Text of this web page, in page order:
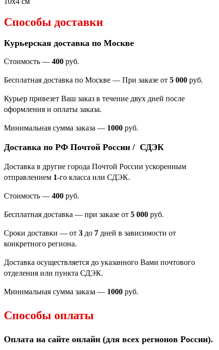
Способы доставки
Курьерская доставка по Москве
Стоимость — 400 руб.
Бесплатная доставка по Москве — При заказе от 5 000 руб.
Курьер привезет Ваш заказ в течение двух дней после
оформления и оплаты заказа.
Минимальная сумма заказа — 1000 руб.
Доставка по РФ Почтой России / СДЭК
Доставка в другие города Почтой России ускоренным
отправлением 1-го класса или СДЭК.
Стоимость — 400 руб.
Бесплатная доставка — при заказе от 5 000 руб.
Сроки доставки — от 3 до 7 дней в зависимости от
конкретного региона.
Доставка осуществляется до указанного Вами почтового
отделения или пункта СДЭК.
Минимальная сумма заказа — 1000 руб.
Способы оплаты
Оплата на сайте онлайн (для всех регионов России).